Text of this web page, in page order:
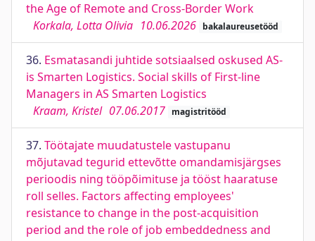
the Age of Remote and Cross-Border Work
Korkala, Lotta Olivia 10.06.2026 bakalaureusetööd
36. Esmatasandi juhtide sotsiaalsed oskused AS-
is Smarten Logistics. Social skills of First-line
Managers in AS Smarten Logistics
Kraam, Kristel 07.06.2017 magistritööd
37. Töötajate muudatustele vastupanu
mõjutavad tegurid ettevõtte omandamisjärgses
perioodis ning tööpõimituse ja tööst haaratuse
roll selles. Factors affecting employees'
resistance to change in the post-acquisition
period and the role of job embeddedness and